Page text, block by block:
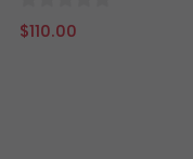
0
$110.00